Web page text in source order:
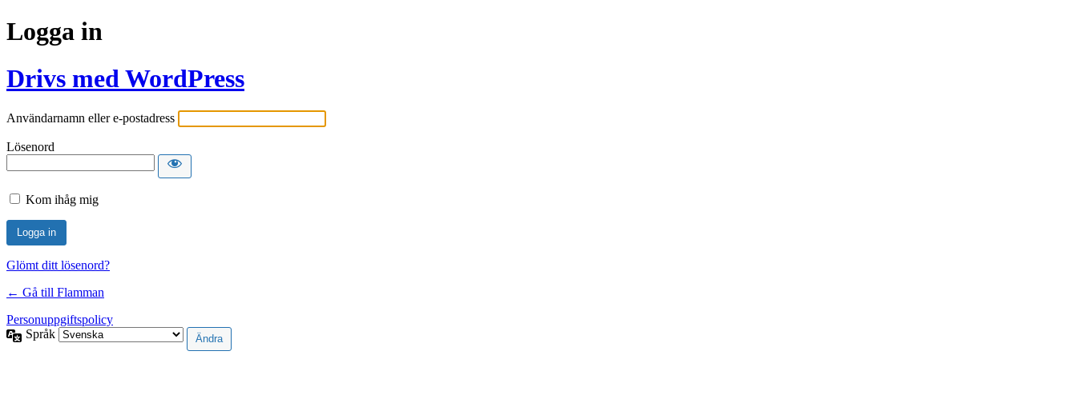
Logga in
Drivs med WordPress
Användarnamn eller e-postadress
Lösenord
Kom ihåg mig
Glömt ditt lösenord?
← Gå till Flamman
Personuppgiftspolicy
Språk